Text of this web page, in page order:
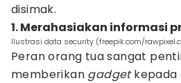
disimak.
1. Merahasiakan informasi
Ilustrasi data security (freepik.com/
Peran orang tua sangat
memberikan gadgetkepada